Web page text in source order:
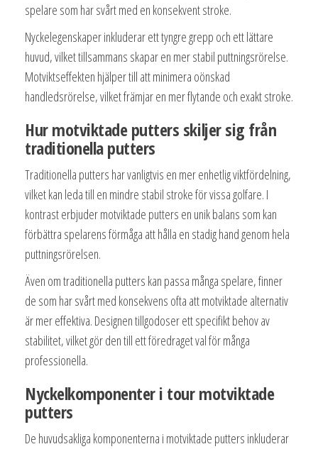
spelare som har svårt med en konsekvent stroke.
Nyckelegenskaper inkluderar ett tyngre grepp och ett lättare
huvud, vilket tillsammans skapar en mer stabil puttningsrörelse.
Motviktseffekten hjälper till att minimera oönskad
handledsrörelse, vilket främjar en mer flytande och exakt stroke.
Hur motviktade putters skiljer sig från
traditionella putters
Traditionella putters har vanligtvis en mer enhetlig viktfördelning,
vilket kan leda till en mindre stabil stroke för vissa golfare. I
kontrast erbjuder motviktade putters en unik balans som kan
förbättra spelarens förmåga att hålla en stadig hand genom hela
puttningsrörelsen.
Även om traditionella putters kan passa många spelare, finner
de som har svårt med konsekvens ofta att motviktade alternativ
är mer effektiva. Designen tillgodoser ett specifikt behov av
stabilitet, vilket gör den till ett föredraget val för många
professionella.
Nyckelkomponenter i tour motviktade
putters
De huvudsakliga komponenterna i motviktade putters inkluderar